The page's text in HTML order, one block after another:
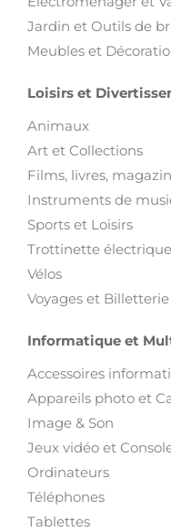
Jardin et Outils de
Meubles et
Loisirs et
Animaux
Art et Collections
Films, livres,
Instruments de
Sports et Loisirs
Trottinette électrique
Vélos
Voyages et Billetterie
Informatique et
Accessoires
Appareils photo et
Image & Son
Jeux vidéo et
Ordinateurs
Téléphones
Tablettes